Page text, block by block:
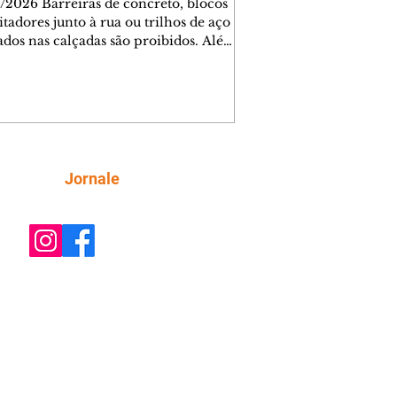
Barreiras de concreto, blocos
junto à rua ou trilhos de aço
nas calçadas são proibidos. Além
que está intensificando a
sobre as calçadas, o que inclui
Jornale